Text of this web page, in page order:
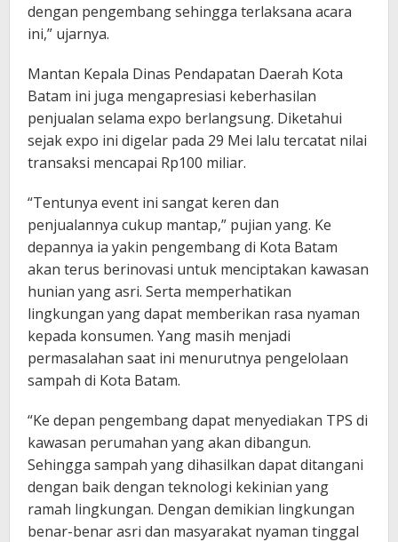
dengan pengembang sehingga terlaksana acara
ini,” ujarnya.
Mantan Kepala Dinas Pendapatan Daerah Kota
Batam ini juga mengapresiasi keberhasilan
penjualan selama expo berlangsung. Diketahui
sejak expo ini digelar pada 29 Mei lalu tercatat nilai
transaksi mencapai Rp100 miliar.
“Tentunya event ini sangat keren dan
penjualannya cukup mantap,” pujian yang. Ke
depannya ia yakin pengembang di Kota Batam
akan terus berinovasi untuk menciptakan kawasan
hunian yang asri. Serta memperhatikan
lingkungan yang dapat memberikan rasa nyaman
kepada konsumen. Yang masih menjadi
permasalahan saat ini menurutnya pengelolaan
sampah di Kota Batam.
“Ke depan pengembang dapat menyediakan TPS di
kawasan perumahan yang akan dibangun.
Sehingga sampah yang dihasilkan dapat ditangani
dengan baik dengan teknologi kekinian yang
ramah lingkungan. Dengan demikian lingkungan
benar-benar asri dan masyarakat nyaman tinggal